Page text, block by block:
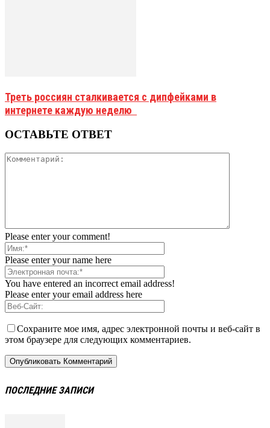
Треть россиян сталкивается с дипфейками в
интернете каждую неделю
ОСТАВЬТЕ ОТВЕТ
Please enter your comment!
Please enter your name here
You have entered an incorrect email address!
Please enter your email address here
Сохраните мое имя, адрес электронной почты и веб-сайт в
этом браузере для следующих комментариев.
ПОСЛЕДНИЕ ЗАПИСИ